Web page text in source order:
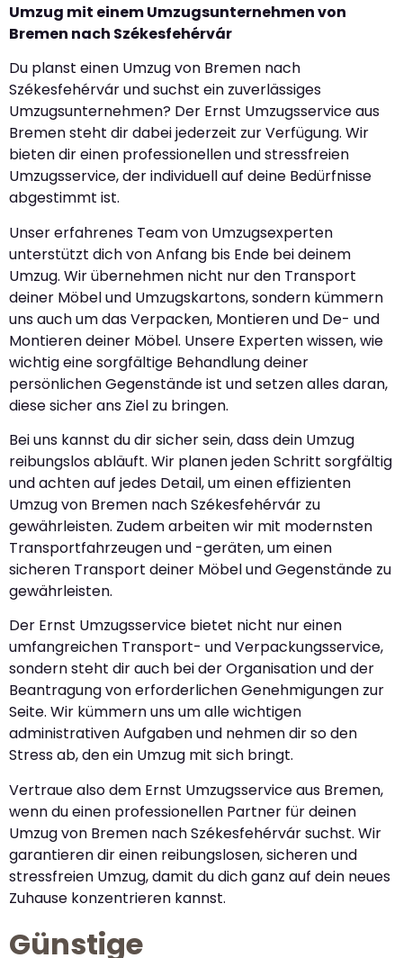
Umzug mit einem Umzugsunternehmen von
Bremen nach Székesfehérvár
Du planst einen Umzug von Bremen nach
Székesfehérvár und suchst ein zuverlässiges
Umzugsunternehmen? Der Ernst Umzugsservice aus
Bremen steht dir dabei jederzeit zur Verfügung. Wir
bieten dir einen professionellen und stressfreien
Umzugsservice, der individuell auf deine Bedürfnisse
abgestimmt ist.
Unser erfahrenes Team von Umzugsexperten
unterstützt dich von Anfang bis Ende bei deinem
Umzug. Wir übernehmen nicht nur den Transport
deiner Möbel und Umzugskartons, sondern kümmern
uns auch um das Verpacken, Montieren und De- und
Montieren deiner Möbel. Unsere Experten wissen, wie
wichtig eine sorgfältige Behandlung deiner
persönlichen Gegenstände ist und setzen alles daran,
diese sicher ans Ziel zu bringen.
Bei uns kannst du dir sicher sein, dass dein Umzug
reibungslos abläuft. Wir planen jeden Schritt sorgfältig
und achten auf jedes Detail, um einen effizienten
Umzug von Bremen nach Székesfehérvár zu
gewährleisten. Zudem arbeiten wir mit modernsten
Transportfahrzeugen und -geräten, um einen
sicheren Transport deiner Möbel und Gegenstände zu
gewährleisten.
Der Ernst Umzugsservice bietet nicht nur einen
umfangreichen Transport- und Verpackungsservice,
sondern steht dir auch bei der Organisation und der
Beantragung von erforderlichen Genehmigungen zur
Seite. Wir kümmern uns um alle wichtigen
administrativen Aufgaben und nehmen dir so den
Stress ab, den ein Umzug mit sich bringt.
Vertraue also dem Ernst Umzugsservice aus Bremen,
wenn du einen professionellen Partner für deinen
Umzug von Bremen nach Székesfehérvár suchst. Wir
garantieren dir einen reibungslosen, sicheren und
stressfreien Umzug, damit du dich ganz auf dein neues
Zuhause konzentrieren kannst.
Günstige